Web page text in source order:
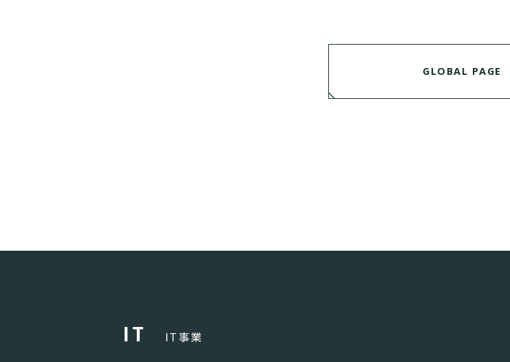
GLOBAL PAGE
IT IT事業